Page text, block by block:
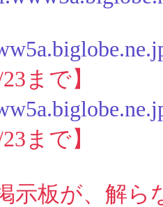
まで】
まで】
示板が、解